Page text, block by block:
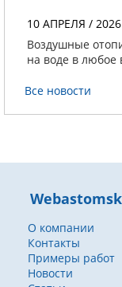
10 АПРЕЛЯ / 2026
Воздушные
на воде в любое
Все новости
О компании
Контакты
Примеры работ
Новости